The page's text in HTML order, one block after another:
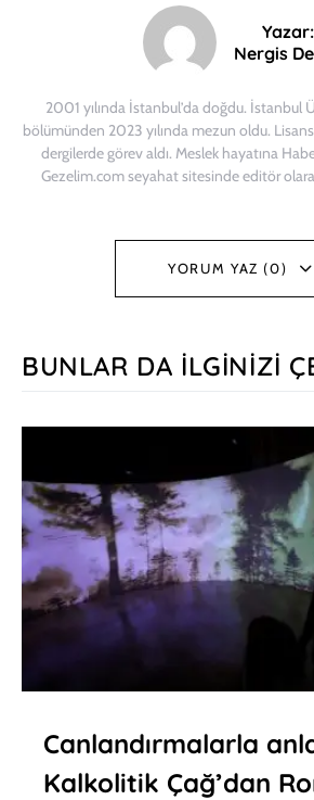
Yazar:
Nergis
2001 yılında İstanbul’da doğdu. İstanbul
bölümünden 2023 yılında mezun oldu.
dergilerde görev aldı. Meslek hayatına
Gezelim.com seyahat sitesinde editör
YORUM YAZ (0)
BUNLAR DA İLGINIZI
Canlandırmalarla
Kalkolitik Çağ’dan